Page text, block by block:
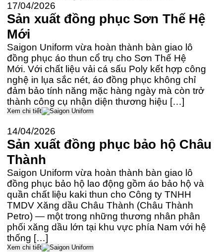
17/04/2026
Sản xuất đồng phục Sơn Thế Hệ
Mới
Saigon Uniform vừa hoàn thành bàn giao lô
đồng phục áo thun cổ trụ cho Sơn Thế Hệ
Mới. Với chất liệu vải cá sấu Poly kết hợp công
nghệ in lụa sắc nét, áo đồng phục không chỉ
đảm bảo tính năng mặc hàng ngày mà còn trở
thành công cụ nhận diện thương hiệu […]
Xem chi tiết
14/04/2026
Sản xuất đồng phục bảo hộ Châu
Thành
Saigon Uniform vừa hoàn thành bàn giao lô
đồng phục bảo hộ lao động gồm áo bảo hộ và
quần chất liệu kaki thun cho Công ty TNHH
TMDV Xăng dầu Châu Thành (Châu Thành
Petro) — một trong những thương nhân phân
phối xăng dầu lớn tại khu vực phía Nam với hệ
thống […]
Xem chi tiết